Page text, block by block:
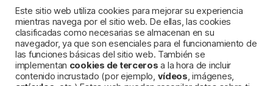
Al REY Juan Carlos I (el heredero de FRANCO).
Con respecto al Rey emérito:
Este sitio web utiliza cookies para mejorar su experiencia
mientras navega por el sitio web. De ellas, las cookies
clasificadas como necesarias se almacenan en su
navegador, ya que son esenciales para el funcionamiento de
las funciones básicas del sitio web. También se
implementan cookies de terceros a la hora de incluir
contenido incrustado (por ejemplo, vídeos, imágenes,